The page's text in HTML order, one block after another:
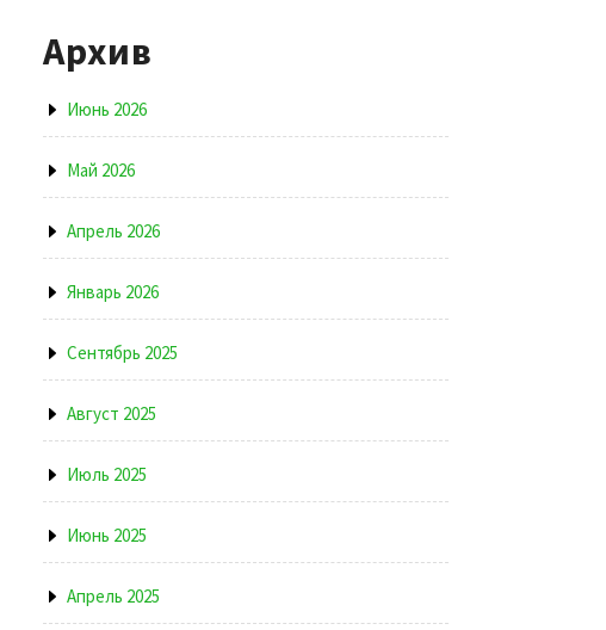
Архив
Июнь 2026
Май 2026
Апрель 2026
Январь 2026
Сентябрь 2025
Август 2025
Июль 2025
Июнь 2025
Апрель 2025